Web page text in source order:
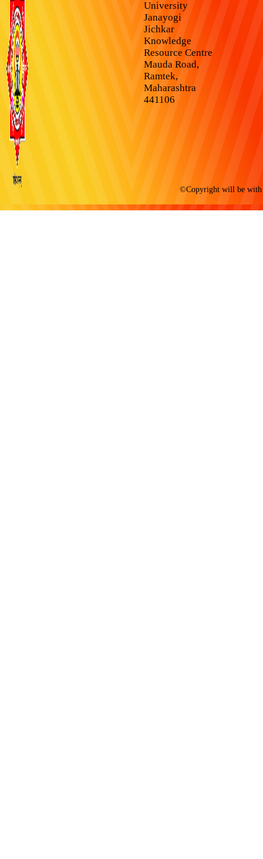
University
Janayogi
Jichkar
Knowledge
Resource Centre
Mauda Road,
Ramtek,
Maharashtra
441106
©Copyright will be with